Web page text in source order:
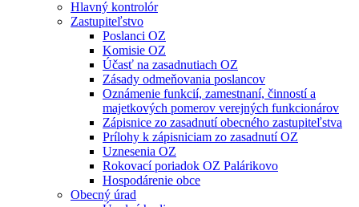
Hlavný kontrolór
Zastupiteľstvo
Poslanci OZ
Komisie OZ
Účasť na zasadnutiach OZ
Zásady odmeňovania poslancov
Oznámenie funkcií, zamestnaní, činností a
majetkových pomerov verejných funkcionárov
Zápisnice zo zasadnutí obecného zastupiteľstva
Prílohy k zápisniciam zo zasadnutí OZ
Uznesenia OZ
Rokovací poriadok OZ Palárikovo
Hospodárenie obce
Obecný úrad